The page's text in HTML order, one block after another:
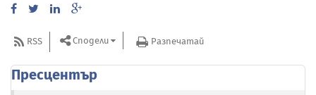
RSS Сподели Разпечатай
Пресцентър